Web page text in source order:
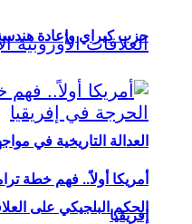
العدالة التاريخية في
الحكم البلجيكي على
حزب كيراي وإعادة
أمريكا أولاً.. فهم خطة
إفريقيا